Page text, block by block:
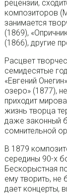
рецензии,
композиторов
занимается
(1869),
(1866), другие
Расцвет
семидесятые
«Евгений
озеро» (1877),
приходит
жизнь творца
даже законный
сомнительной
В 1879
середины 90-х
Бескорыстная
ему творить, не
дает концерты,